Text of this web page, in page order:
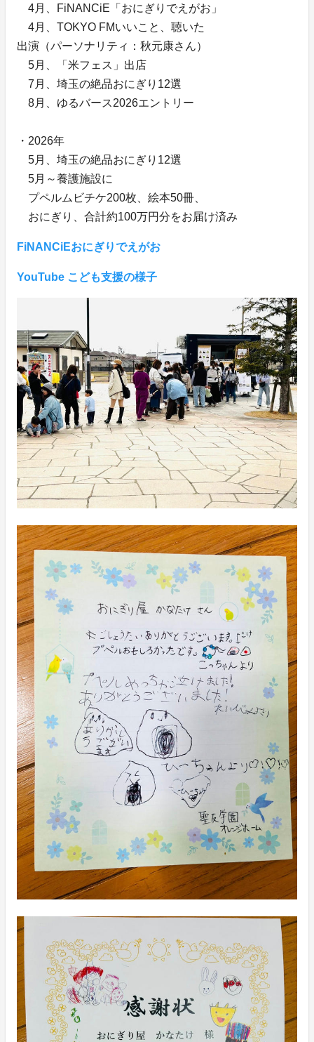
4月、FiNANCiE「おにぎりでえがお」
4月、TOKYO FMいいこと、聴いた
出演（パーソナリティ：秋元康さん）
5月、「米フェス」出店
7月、埼玉の絶品おにぎり12選
8月、ゆるバース2026エントリー
・2026年
5月、埼玉の絶品おにぎり12選
5月～養護施設に
プペルムビチケ200枚、絵本50冊、
おにぎり、合計約100万円分をお届け済み
FiNANCiEおにぎりでえがお
YouTube こども支援の様子